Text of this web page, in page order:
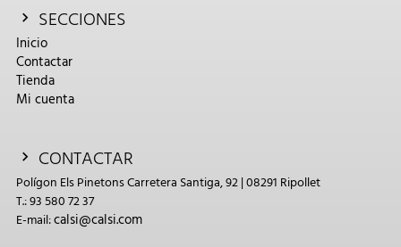
SECCIONES
Inicio
Contactar
Tienda
Mi cuenta
CONTACTAR
Polígon Els Pinetons Carretera Santiga, 92 | 08291 Ripollet
T.: 93 580 72 37
E-mail:calsi@calsi.com